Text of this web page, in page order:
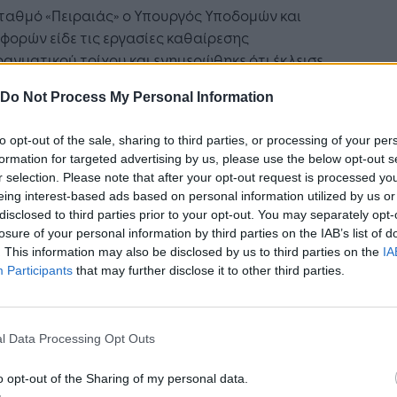
Do Not Process My Personal Information
opt-out of the sale, sharing to third parties, or processing of your
for targeted advertising by us, please use the below opt-out
selection. Please note that after your opt-out request is processed
interest-based ads based on personal information utilized by us
to third parties prior to your opt-out. You may separately
of your personal information by third parties on the IAB’s list of
This information may also be disclosed by us to third parties on the
Participants that may further disclose it to other third parties.
Data Processing Opt Outs
opt-out of the Sharing of my personal data.
«Πειραιάς» ο Υπουργός Υποδομών και
είδε τις εργασίες καθαίρεσης
τοίχου και ενημερώθηκε ότι έκλεισε
λειτουργία στις αρχές του 2022.
Καραμανλή συνόδευσαν ο Γενικός Γραμματέας
κ. Γιώργος Καραγιάννης, ο Πρόεδρος του
Συμβουλίου της Αττικό Μετρό ΑΕ, κ.
Ταχιάος, ο Διευθύνων Σύμβουλος της Αττικό
ΑΕ, κ. Νίκος Κουρέτας, ο Διευθύνων Σύμβουλος
εταιρείας Αβαξ, κ.
Μιτζάλης.
Υποδομών και Μεταφορών υποδέχθηκε ο
τον ξενάγησε η Έφορος Πειραιά και